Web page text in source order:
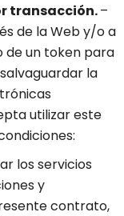
transacción.–
de la Web y/o a
de un token para
la
utilizar este
los servicios
y
contrato,